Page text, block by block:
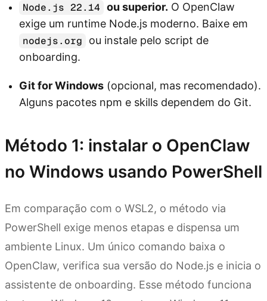
Node.js 22.14 ou superior. O OpenClaw
exige um runtime Node.js moderno. Baixe em
nodejs.org
ou instale pelo script de
onboarding.
Git for Windows (opcional, mas recomendado).
Alguns pacotes npm e skills dependem do Git.
Método 1: instalar o OpenClaw
no Windows usando PowerShell
Em comparação com o WSL2, o método via
PowerShell exige menos etapas e dispensa um
ambiente Linux. Um único comando baixa o
OpenClaw, verifica sua versão do Node.js e inicia o
assistente de onboarding. Esse método funciona